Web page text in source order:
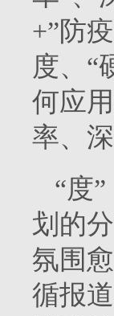
+”防
度、“
何应
率、
“度
划的
氛围
循报